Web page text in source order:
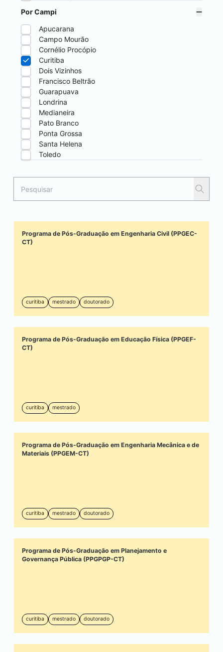
Por Campi
Apucarana
Campo Mourão
Cornélio Procópio
Curitiba
Dois Vizinhos
Francisco Beltrão
Guarapuava
Londrina
Medianeira
Pato Branco
Ponta Grossa
Santa Helena
Toledo
Programa de Pós-Graduação em Engenharia Civil (PPGEC-
CT)
curitiba mestrado doutorado
Programa de Pós-Graduação em Educação Física (PPGEF-
CT)
curitiba mestrado
Programa de Pós-Graduação em Engenharia Mecânica e de
Materiais (PPGEM-CT)
curitiba mestrado doutorado
Programa de Pós-Graduação em Planejamento e
Governança Pública (PPGPGP-CT)
curitiba mestrado doutorado